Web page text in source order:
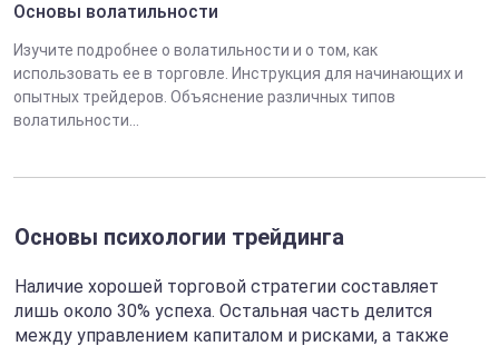
Основы волатильности
Изучите подробнее о волатильности и о том, как
использовать ее в торговле. Инструкция для начинающих и
опытных трейдеров. Объяснение различных типов
волатильности...
Основы психологии трейдинга
Наличие хорошей торговой стратегии составляет
лишь около 30% успеха. Остальная часть делится
между управлением капиталом и рисками, а также